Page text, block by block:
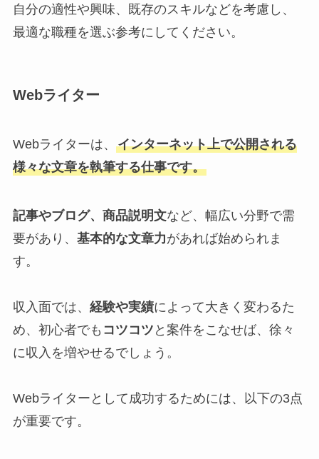
自分の適性や興味、既存のスキルなどを考慮し、
最適な職種を選ぶ参考にしてください。
Webライター
Webライターは、 インターネット上で公開される
様々な文章を執筆する仕事です。
記事やブログ、商品説明文など、幅広い分野で需
要があり、 基本的な文章力があれば始められま
す。
収入面では、 経験や実績によって大きく変わるた
め、初心者でも コツコツ と案件をこなせば、徐々
に収入を増やせるでしょう。
Webライターとして成功するためには、以下の3点
が重要です。